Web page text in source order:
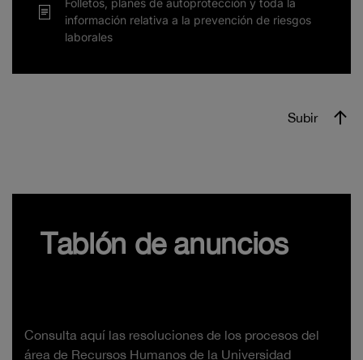
Folletos, planes de autoprotección y toda la
información relativa a la prevención de riesgos
laborales
Subir
Tablón de anuncios
Consulta aquí las resoluciones de los procesos del
área de Recursos Humanos de la Universidad